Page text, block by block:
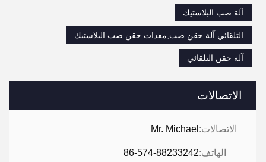
الاتصالات
الاتصالات: Mr. Michael
الهاتف:86-574-88233242
آلة صب البلاستيك
التلقائي آلة حقن صب,معدات حقن صب البلاستيك
آلة حقن التلقائي